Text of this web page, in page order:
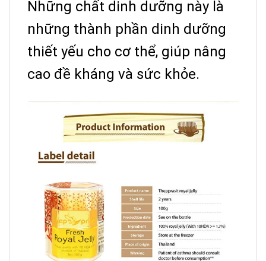
Những chất dinh dưỡng này là
những thành phần dinh dưỡng
thiết yếu cho cơ thể, giúp nâng
cao đề kháng và sức khỏe.